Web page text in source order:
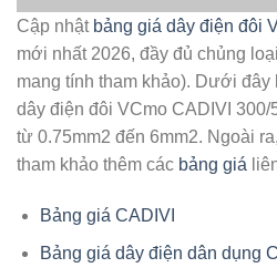
Cập nhật bảng giá dây điện đôi
mới nhất 2026, đầy đủ chủng
mang tính tham khảo). Dưới đây
dây điện đôi VCmo CADIVI
từ 0.75mm2 đến 6mm2. Ngoài
tham khảo thêm các bảng giá
Bảng giá CADIVI
Bảng giá dây điện dân dụng